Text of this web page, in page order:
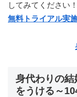
してみてください！
無料トライアル実
身代わりの
をうける～